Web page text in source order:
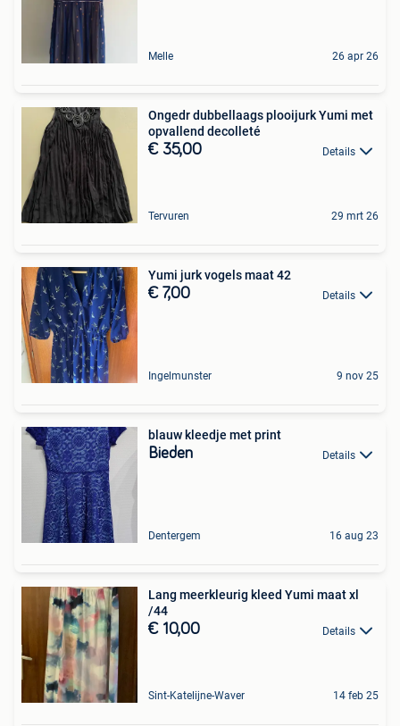
Melle 26 apr 26
Ongedr dubbellaags plooijurk Yumi met
opvallend decolleté
€ 35,00 Details
Tervuren 29 mrt 26
Yumi jurk vogels maat 42
€ 7,00 Details
Ingelmunster 9 nov 25
blauw kleedje met print
Bieden Details
Dentergem 16 aug 23
Lang meerkleurig kleed Yumi maat xl
/44
€ 10,00 Details
Sint-Katelijne-Waver 14 feb 25